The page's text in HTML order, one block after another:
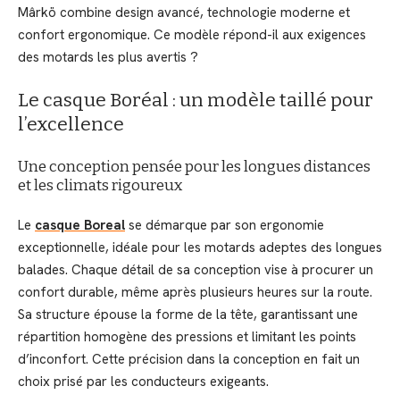
Mârkö combine design avancé, technologie moderne et
confort ergonomique. Ce modèle répond-il aux exigences
des motards les plus avertis ?
Le casque Boréal : un modèle taillé pour
l’excellence
Une conception pensée pour les longues distances
et les climats rigoureux
Le casque Boreal se démarque par son ergonomie
exceptionnelle, idéale pour les motards adeptes des longues
balades. Chaque détail de sa conception vise à procurer un
confort durable, même après plusieurs heures sur la route.
Sa structure épouse la forme de la tête, garantissant une
répartition homogène des pressions et limitant les points
d’inconfort. Cette précision dans la conception en fait un
choix prisé par les conducteurs exigeants.